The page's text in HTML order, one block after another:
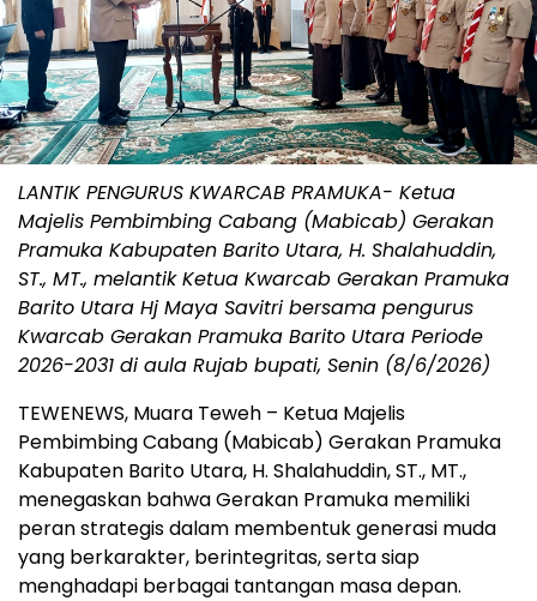
LANTIK PENGURUS KWARCAB PRAMUKA- Ketua
Majelis Pembimbing Cabang (Mabicab) Gerakan
Pramuka Kabupaten Barito Utara, H. Shalahuddin,
ST., MT., melantik Ketua Kwarcab Gerakan Pramuka
Barito Utara Hj Maya Savitri bersama pengurus
Kwarcab Gerakan Pramuka Barito Utara Periode
2026-2031 di aula Rujab bupati, Senin (8/6/2026)
TEWENEWS, Muara Teweh – Ketua Majelis
Pembimbing Cabang (Mabicab) Gerakan Pramuka
Kabupaten Barito Utara, H. Shalahuddin, ST., MT.,
menegaskan bahwa Gerakan Pramuka memiliki
peran strategis dalam membentuk generasi muda
yang berkarakter, berintegritas, serta siap
menghadapi berbagai tantangan masa depan.